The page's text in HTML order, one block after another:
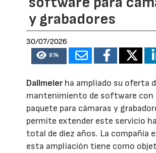
y grabadores
30/07/2026
974
Dallmeierha ampliado su oferta
mantenimiento de software con
paquete para cámaras y
permite extender este servicio
total de diez años. La compañía
esta ampliación tiene como